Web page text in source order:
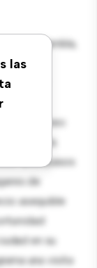
las
- La Rambla,
5
y
el
gama alta.
unos pasos
de
asequible
en su
una visita